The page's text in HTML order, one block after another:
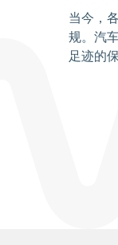
当今，
规。汽
足迹的保